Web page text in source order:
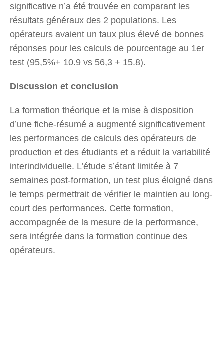
significative n’a été trouvée en comparant les
résultats généraux des 2 populations. Les
opérateurs avaient un taux plus élevé de bonnes
réponses pour les calculs de pourcentage au 1er
test (95,5%+ 10.9 vs 56,3 + 15.8).
Discussion et conclusion
La formation théorique et la mise à disposition
d’une fiche-résumé a augmenté significativement
les performances de calculs des opérateurs de
production et des étudiants et a réduit la variabilité
interindividuelle. L’étude s’étant limitée à 7
semaines post-formation, un test plus éloigné dans
le temps permettrait de vérifier le maintien au long-
court des performances. Cette formation,
accompagnée de la mesure de la performance,
sera intégrée dans la formation continue des
opérateurs.